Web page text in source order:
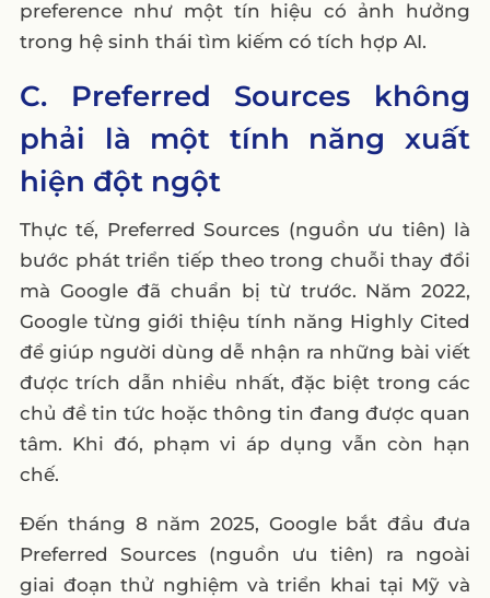
preference như một tín hiệu có ảnh hưởng
trong hệ sinh thái tìm kiếm có tích hợp AI.
C. Preferred Sources không
phải là một tính năng xuất
hiện đột ngột
Thực tế, Preferred Sources (nguồn ưu tiên) là
bước phát triển tiếp theo trong chuỗi thay đổi
mà Google đã chuẩn bị từ trước. Năm 2022,
Google từng giới thiệu tính năng Highly Cited
để giúp người dùng dễ nhận ra những bài viết
được trích dẫn nhiều nhất, đặc biệt trong các
chủ đề tin tức hoặc thông tin đang được quan
tâm. Khi đó, phạm vi áp dụng vẫn còn hạn
chế.
Đến tháng 8 năm 2025, Google bắt đầu đưa
Preferred Sources (nguồn ưu tiên) ra ngoài
giai đoạn thử nghiệm và triển khai tại Mỹ và